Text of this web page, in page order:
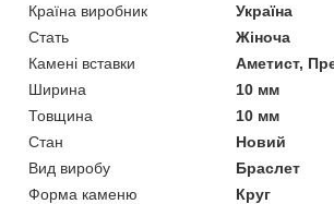
Країна виробник
Україна
Стать
Жіноча
Камені вставки
Аметист,
Ширина
10 мм
Товщина
10 мм
Стан
Новий
Вид виробу
Браслет
Форма каменю
Круг